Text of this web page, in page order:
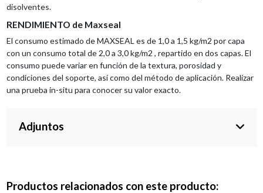
disolventes.
RENDIMIENTO de Maxseal
El consumo estimado de MAXSEAL es de 1,0 a 1,5 kg/m2 por capa
con un consumo total de 2,0 a 3,0 kg/m2 , repartido en dos capas. El
consumo puede variar en función de la textura, porosidad y
condiciones del soporte, así como del método de aplicación. Realizar
una prueba in-situ para conocer su valor exacto.
Adjuntos
Productos relacionados con este producto: